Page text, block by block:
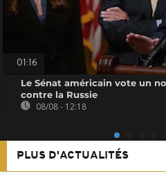
01:16
Le Sénat américain vote un
contre la Russie
08/08 - 12:18
PLUS D'ACTUALITÉS